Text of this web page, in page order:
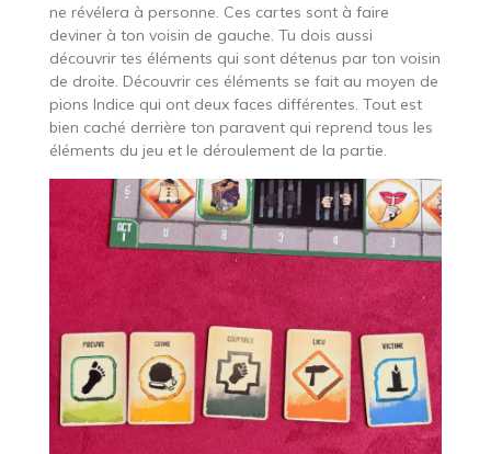
ne révélera à personne. Ces cartes sont à faire
deviner à ton voisin de gauche. Tu dois aussi
découvrir tes éléments qui sont détenus par ton voisin
de droite. Découvrir ces éléments se fait au moyen de
pions Indice qui ont deux faces différentes. Tout est
bien caché derrière ton paravent qui reprend tous les
éléments du jeu et le déroulement de la partie.